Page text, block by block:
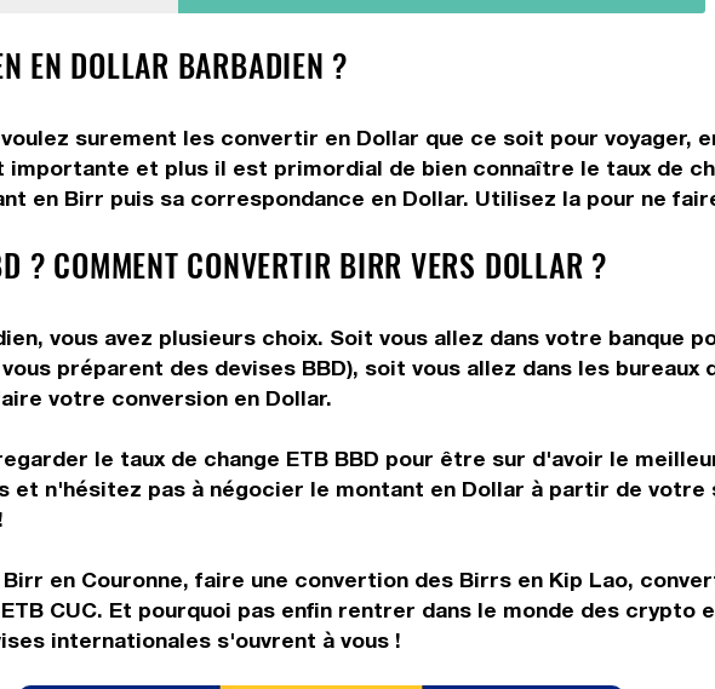
EN DOLLAR BARBADIEN ?
surement les convertir en Dollar que ce soit pour voyager,
importante et plus il est primordial de bien connaître le taux de
en Birr puis sa correspondance en Dollar. Utilisez la pour ne
? COMMENT CONVERTIR BIRR VERS DOLLAR ?
vous avez plusieurs choix. Soit vous allez dans votre banque
préparent des devises BBD), soit vous allez dans les bureaux
votre conversion en Dollar.
le taux de change ETB BBD pour être sur d'avoir le
et n'hésitez pas à négocier le montant en Dollar à partir de
en Couronne, faire une convertion des Birrs en Kip Lao,
CUC. Et pourquoi pas enfin rentrer dans le monde des crypto
internationales s'ouvrent à vous !